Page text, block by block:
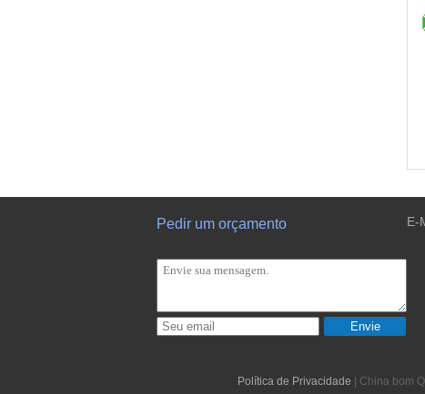
Pedir um orçamento
Envie
E-
Política de Privacidade | China bom